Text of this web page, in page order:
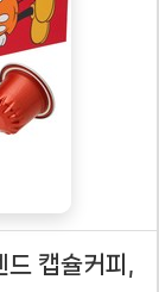
드 캡슐커피,